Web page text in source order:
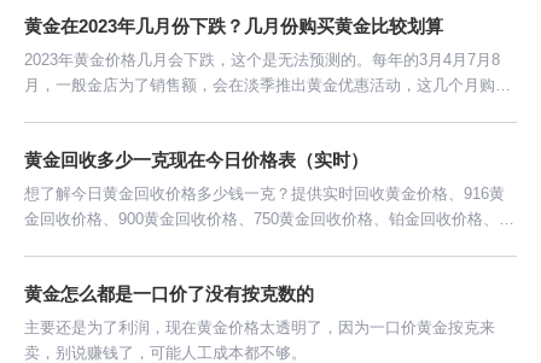
黄金在2023年几月份下跌？几月份购买黄金比较划算
2023年黄金价格几月会下跌，这个是无法预测的。每年的3月4月7月8
月，一般金店为了销售额，会在淡季推出黄金优惠活动，这几个月购买
黄金回收多少一克现在今日价格表（实时）
想了解今日黄金回收价格多少钱一克？提供实时回收黄金价格、916黄
金回收价格、900黄金回收价格、750黄金回收价格、铂金回收价格、钯
黄金怎么都是一口价了没有按克数的
主要还是为了利润，现在黄金价格太透明了，因为一口价黄金按克来
卖，别说赚钱了，可能人工成本都不够。